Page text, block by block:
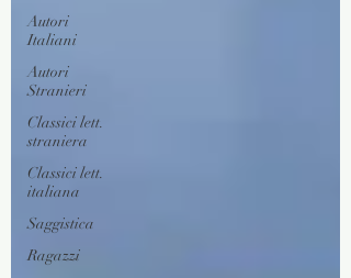
Autori
Italiani
Autori
Stranieri
Classici lett.
straniera
Classici lett.
italiana
Saggistica
Ragazzi